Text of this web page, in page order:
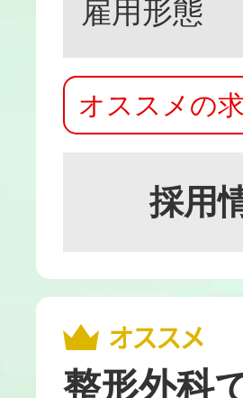
雇用形態
オススメの
採用
整形外科